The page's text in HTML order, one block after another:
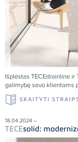
IšplėstasTECEdrainline ir
galimybę savo klientams
SKAITYTI
18.04.2024 –
TECEsolid: